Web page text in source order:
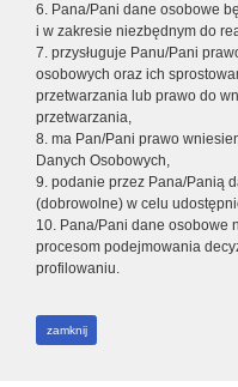
6. Pana/Pani dane osobowe
i w zakresie niezbędnym do
7. przysługuje Panu/Pani
osobowych oraz ich
przetwarzania lub prawo do
przetwarzania,
8. ma Pan/Pani prawo
Danych Osobowych,
9. podanie przez Pana/Panią
(dobrowolne) w celu
10. Pana/Pani dane osobowe
procesom podejmowania
profilowaniu.
zamknij